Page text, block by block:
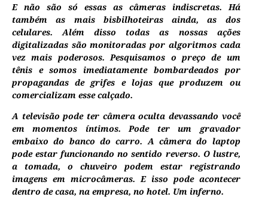
E não são só essas as câmeras indiscretas. Há
também as mais bisbilhoteiras ainda, as dos
celulares. Além disso todas as nossas ações
digitalizadas são monitoradas por algoritmos cada
vez mais poderosos. Pesquisamos o preço de um
tênis e somos imediatamente bombardeados por
propagandas de grifes e lojas que produzem ou
comercializam esse calçado.
A televisão pode ter câmera oculta devassando você
em momentos íntimos. Pode ter um gravador
embaixo do banco do carro. A câmera do laptop
pode estar funcionando no sentido reverso. O lustre,
a tomada, o chuveiro podem estar registrando
imagens em microcâmeras. E isso pode acontecer
dentro de casa, na empresa, no hotel. Um inferno.